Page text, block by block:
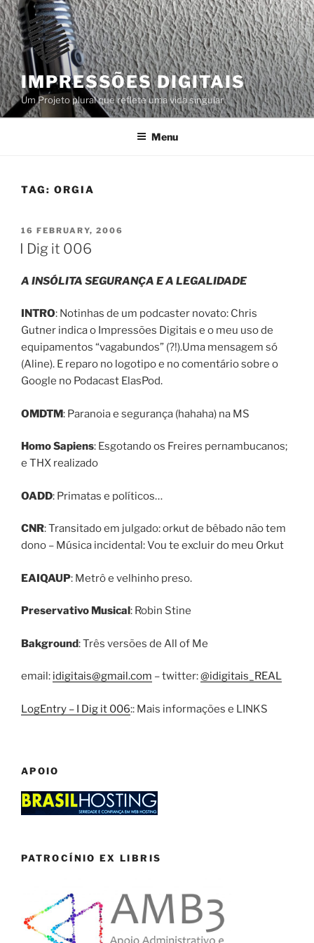
Skip
to
content
IMPRESSÕES DIGITAIS
Um Projeto plural que reflete uma vida singular
Menu
TAG: ORGIA
POSTED
ON
16 FEBRUARY, 2006
I Dig it 006
A INSÓLITA SEGURANÇA E A LEGALIDADE
INTRO: Notinhas de um podcaster novato: Chris
Gutner indica o Impressões Digitais e o meu uso de
equipamentos “vagabundos” (?!).Uma mensagem só
(Aline). E reparo no logotipo e no comentário sobre o
Google no Podacast ElasPod.
OMDTM: Paranoia e segurança (hahaha) na MS
Homo Sapiens: Esgotando os Freires pernambucanos;
e THX realizado
OADD: Primatas e políticos…
CNR: Transitado em julgado: orkut de bêbado não tem
dono – Música incidental: Vou te excluir do meu Orkut
EAIQAUP: Metrô e velhinho preso.
Preservativo Musical: Robin Stine
Bakground: Três versões de All of Me
email: idigitais@gmail.com – twitter:@idigitais_REAL
LogEntry – I Dig it 006:: Mais informações e LINKS
APOIO
PATROCÍNIO EX LIBRIS